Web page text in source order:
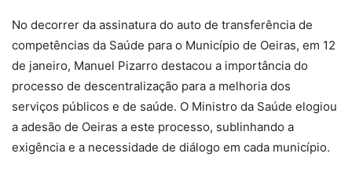
No decorrer da assinatura do auto de transferência de
competências da Saúde para o Município de Oeiras, em 12
de janeiro, Manuel Pizarro destacou a importância do
processo de descentralização para a melhoria dos
serviços públicos e de saúde. O Ministro da Saúde elogiou
a adesão de Oeiras a este processo, sublinhando a
exigência e a necessidade de diálogo em cada município.